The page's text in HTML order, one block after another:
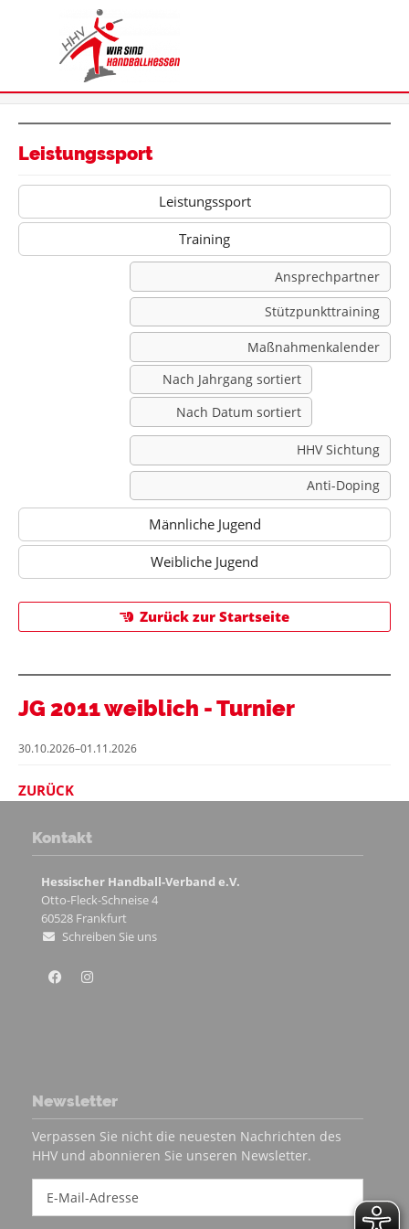
Leistungssport
Leistungssport
Training
Ansprechpartner
Stützpunkttraining
Maßnahmenkalender
Nach Jahrgang sortiert
Nach Datum sortiert
HHV Sichtung
Anti-Doping
Männliche Jugend
Weibliche Jugend
Zurück zur Startseite
JG 2011 weiblich - Turnier
30.10.2026–01.11.2026
ZURÜCK
Kontakt
Hessischer Handball-Verband e.V.
Otto-Fleck-Schneise 4
60528 Frankfurt
Schreiben Sie uns
Newsletter
Verpassen Sie nicht die neuesten Nachrichten des
HHV und abonnieren Sie unseren Newsletter.